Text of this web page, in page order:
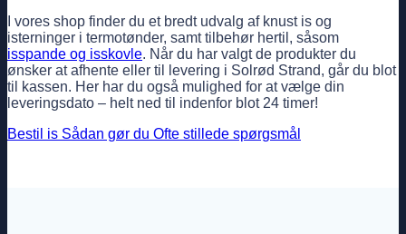
I vores shop finder du et bredt udvalg af knust is og
isterninger i termotønder, samt tilbehør hertil, såsom
isspande og isskovle. Når du har valgt de produkter du
ønsker at afhente eller til levering i Solrød Strand, går du blot
til kassen. Her har du også mulighed for at vælge din
leveringsdato – helt ned til indenfor blot 24 timer!
Bestil is Sådan gør du Ofte stillede spørgsmål